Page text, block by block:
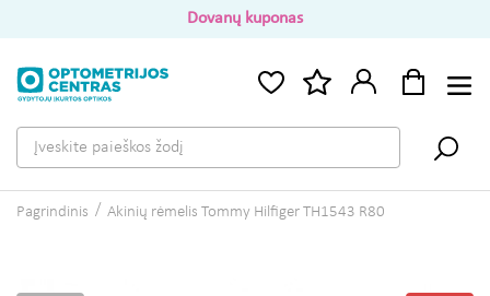
Dovanų kuponas
Pagrindinis Akinių rėmelis Tommy Hilfiger TH1543 R80